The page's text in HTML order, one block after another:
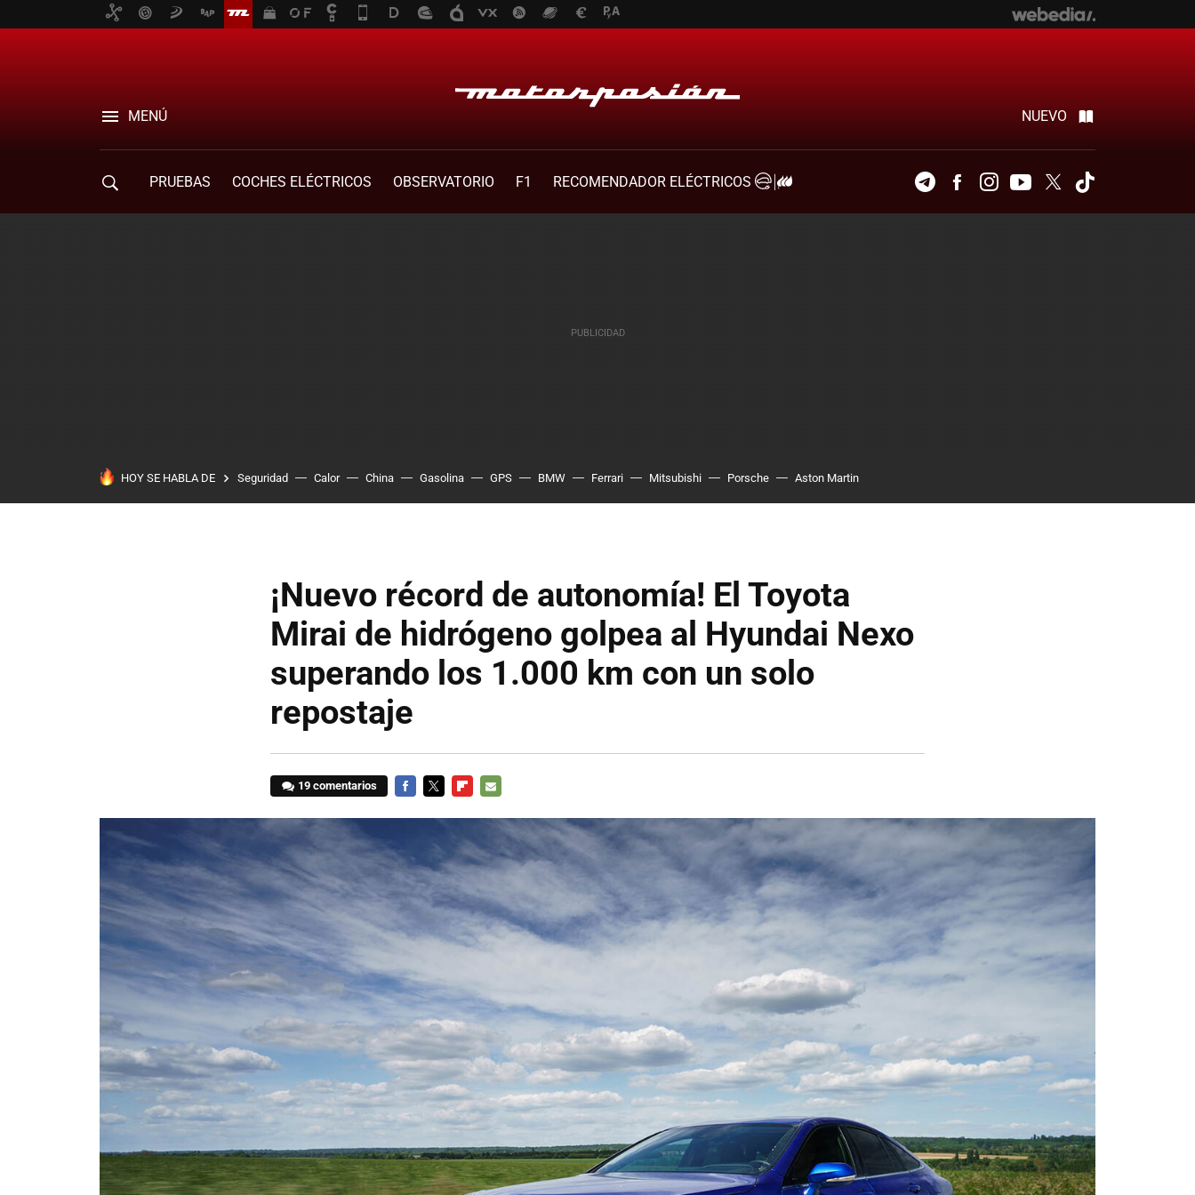
MENÚ NUEVO
PRUEBAS COCHES ELÉCTRICOS OBSERVATORIO F1
RECOMENDADOR ELÉCTRICOS
TelegramFacebookInstagramYoutubeTwitter
HOY SE HABLA DE Seguridad Calor China Gasolina GPS BMW Ferrari Mitsubishi Porsche Aston Martin
¡Nuevo récord de autonomía! El Toyota
Mirai de hidrógeno golpea al Hyundai Nexo
superando los 1.000 km con un solo
repostaje
19 comentarios